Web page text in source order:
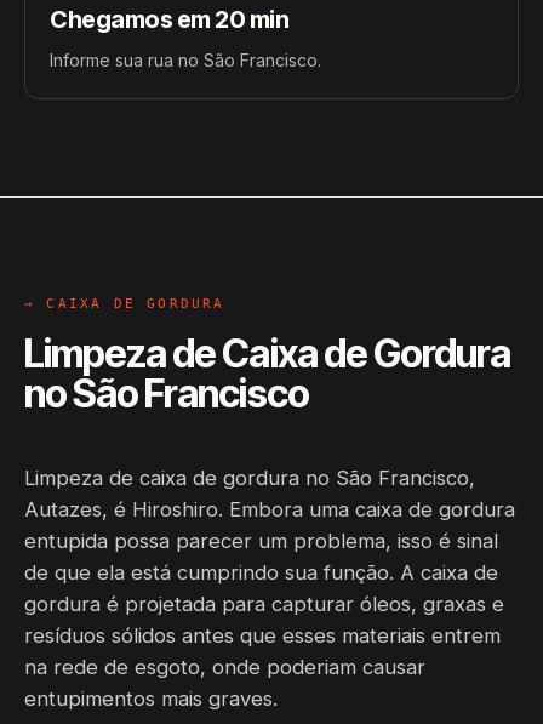
Chegamos em 20 min
Informe sua rua no São Francisco.
→ CAIXA DE GORDURA
Limpeza de Caixa de Gordura
no São Francisco
Limpeza de caixa de gordura no São Francisco,
Autazes, é Hiroshiro. Embora uma caixa de gordura
entupida possa parecer um problema, isso é sinal
de que ela está cumprindo sua função. A caixa de
gordura é projetada para capturar óleos, graxas e
resíduos sólidos antes que esses materiais entrem
na rede de esgoto, onde poderiam causar
entupimentos mais graves.